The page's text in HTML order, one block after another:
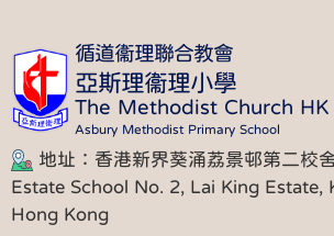
循道衞理聯合教會
亞斯理衞理小學
The Methodist Church HK
Asbury Methodist Primary School
地址：香港新界葵涌荔景邨第二校
Estate School No. 2, Lai King Estate,
Hong Kong